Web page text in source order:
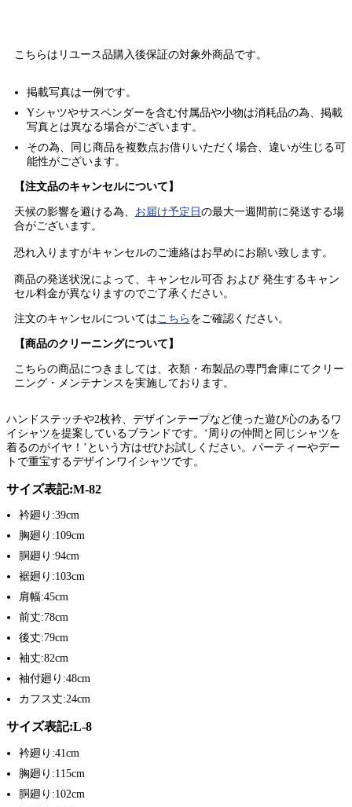
こちらはリユース品購入後保証の対象外商品です。
掲載写真は一例です。
Yシャツやサスペンダーを含む付属品や小物は消耗品の為、掲載
写真とは異なる場合がございます。
その為、同じ商品を複数点お借りいただく場合、違いが生じる可
能性がございます。
【注文品のキャンセルについて】
天候の影響を避ける為、 お届け予定日 の最大一週間前に発送する場
合がございます。
恐れ入りますがキャンセルのご連絡はお早めにお願い致します。
商品の発送状況によって、キャンセル可否 および 発生するキャン
セル料金が異なりますのでご了承ください。
注文のキャンセルについてはこちら をご確認ください。
【商品のクリーニングについて】
こちらの商品につきましては、衣類・布製品の専門倉庫にてクリー
ニング・メンテナンスを実施しております。
ハンドステッチや2枚衿、デザインテープなど使った遊び心のあるワ
イシャツを提案しているブランドです。‘周りの仲間と同じシャツを
着るのがイヤ！’という方はぜひお試しください。パーティーやデー
トで重宝するデザインワイシャツです。
サイズ表記:M-82
衿廻り:39cm
胸廻り:109cm
胴廻り:94cm
裾廻り:103cm
肩幅:45cm
前丈:78cm
後丈:79cm
袖丈:82cm
袖付廻り:48cm
カフス丈:24cm
サイズ表記:L-8
衿廻り:41cm
胸廻り:115cm
胴廻り:102cm